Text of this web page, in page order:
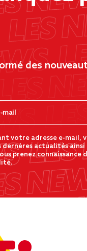
des
votre adresse e-mail,
dernères actualités ainsi
prenez